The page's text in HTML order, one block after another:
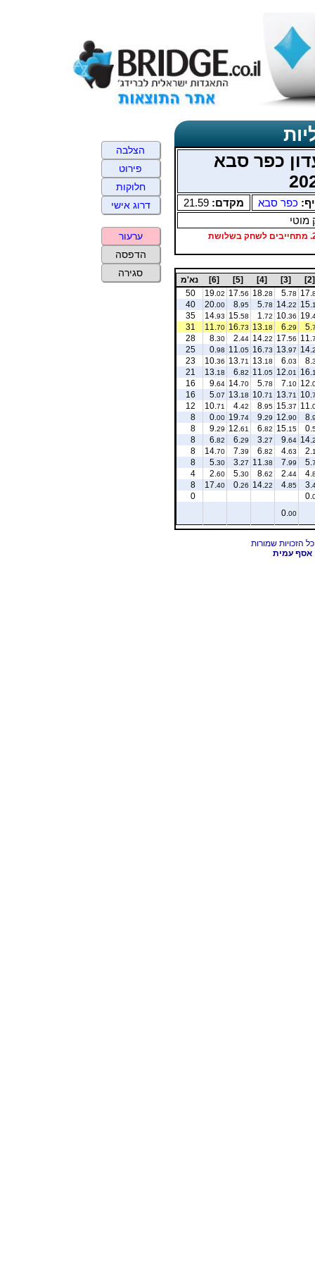
כפר סבא
כפר סבא מקדם:21.59
מוטי
8 קבוצות ראשונות עולות לרבע גמר ב-3/5, 10/5, 24/5. מתחייבים לשחק בשלושת
[2]
[3]
[4]
[5]
[6]
נא'מ
17.
5. 78
18. 28
17. 56
19. 02
50
15.
14. 22
5. 78
8. 95
20. 00
40
19.
10. 36
1. 72
15. 58
14. 93
35
5.
6. 29
13. 18
16. 73
11. 70
31
11.
17. 56
14. 22
2. 44
8. 30
28
14.
13. 97
16. 73
11. 05
0. 98
25
8.
6. 03
13. 18
13. 71
10. 36
23
16.
12. 01
11. 05
6. 82
13. 18
21
12.
7. 10
5. 78
14. 70
9. 64
16
10.
13. 71
10. 71
13. 18
5. 07
16
11.
15. 37
8. 95
4. 42
10. 71
12
8.
12. 90
9. 29
19. 74
0. 00
8
0.
15. 15
6. 82
12. 61
9. 29
8
14.
9. 64
3. 27
6. 29
6. 82
8
2.
4. 63
6. 82
7. 39
14. 70
8
5.
7. 99
11. 38
3. 27
5. 30
8
4.
2. 44
8. 62
5. 30
2. 60
4
3.
4. 85
14. 22
0. 26
17. 40
8
0.
0
0. 00
אסף עמית
הצלבה
פירוט
חלוקות
דרוג אישי
ערעור
הדפסה
סגירה